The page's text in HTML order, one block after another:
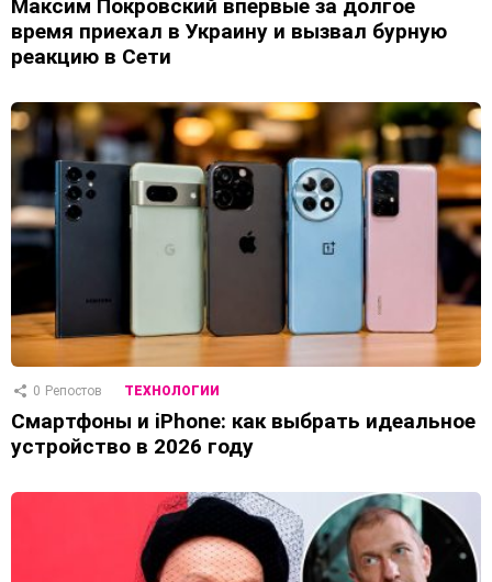
Максим Покровский впервые за долгое
время приехал в Украину и вызвал бурную
реакцию в Сети
0 Репостов ТЕХНОЛОГИИ
Смартфоны и iPhone: как выбрать идеальное
устройство в 2026 году